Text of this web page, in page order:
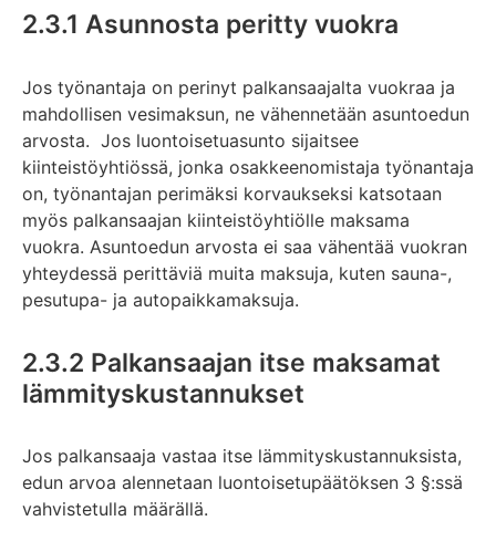
2.3.1 Asunnosta peritty vuokra
Jos työnantaja on perinyt palkansaajalta vuokraa ja
mahdollisen vesimaksun, ne vähennetään asuntoedun
arvosta. Jos luontoisetuasunto sijaitsee
kiinteistöyhtiössä, jonka osakkeenomistaja työnantaja
on, työnantajan perimäksi korvaukseksi katsotaan
myös palkansaajan kiinteistöyhtiölle maksama
vuokra. Asuntoedun arvosta ei saa vähentää vuokran
yhteydessä perittäviä muita maksuja, kuten sauna-,
pesutupa- ja autopaikkamaksuja.
2.3.2 Palkansaajan itse maksamat
lämmityskustannukset
Jos palkansaaja vastaa itse lämmityskustannuksista,
edun arvoa alennetaan luontoisetupäätöksen 3 §:ssä
vahvistetulla määrällä.